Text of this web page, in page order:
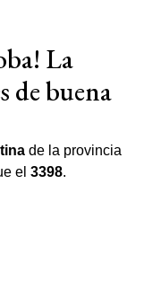
La
de buena
de la provincia
el 3398.